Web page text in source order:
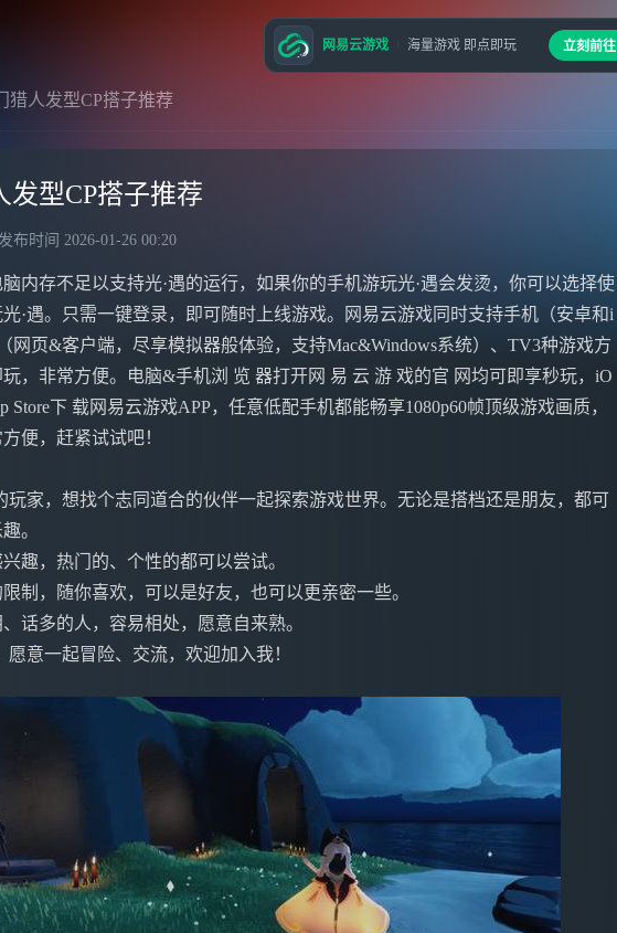
猎人发型CP搭子推荐
发型CP搭子推荐
布时间 2026-01-26 00:20
内存不足以支持光·遇的运行，如果你的手机游玩光·遇会发烫，你可以选择使
·遇。只需一键登录，即可随时上线游戏。网易云游戏同时支持手机（安卓和i
网页&客户端，尽享模拟器般体验，支持Mac&Windows系统）、TV3种游戏方
，非常方便。电脑&手机浏 览 器打开网 易 云 游 戏的官 网均可即享秒玩，iO
Store下 载网易云游戏APP，任意低配手机都能畅享1080p60帧顶级游戏画质，
便，赶紧试试吧！
玩家，想找个志同道合的伙伴一起探索游戏世界。无论是搭档还是朋友，都可
。
趣，热门的、个性的都可以尝试。
制，随你喜欢，可以是好友，也可以更亲密一些。
话多的人，容易相处，愿意自来熟。
愿意一起冒险、交流，欢迎加入我！
网易云游戏 海量游戏 即点即玩 立刻前往